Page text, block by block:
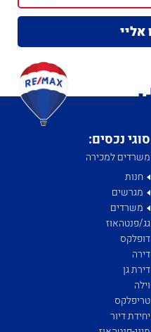
סוגי נכסים:
משרדים למכירה
חנות
מגרשים
משרדים
גג/פנטהאוז
דופלקס
דירה
דירת גן
וילה
טריפלקס
יחידת דיור